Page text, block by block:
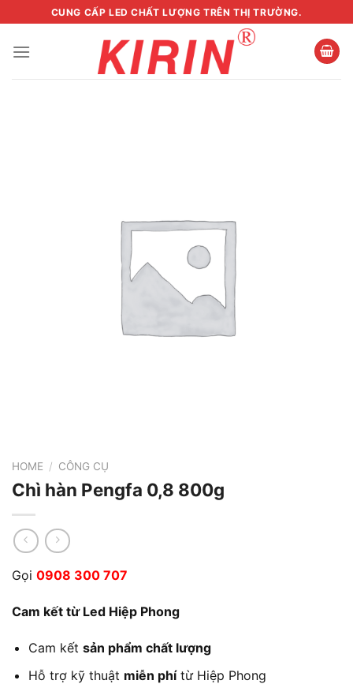
to
content
CUNG CẤP LED CHẤT LƯỢNG TRÊN THỊ TRƯỜNG.
HOME / CÔNG CỤ
Chì hàn Pengfa 0,8 800g
Gọi 0908 300 707
Cam kết từ Led Hiệp Phong
Cam kết sản phẩm chất lượng
Hỗ trợ kỹ thuật miễn phítừ Hiệp Phong